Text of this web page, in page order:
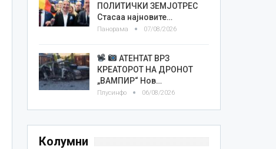
ПОЛИТИЧКИ ЗЕМЈОТРЕС
Стасаа најновите…
Панорама 07/08/2026
АТЕНТАТ ВРЗ
КРЕАТОРОТ НА ДРОНОТ
„ВАМПИР“ Нов…
Плусинфо 06/08/2026
Колумни